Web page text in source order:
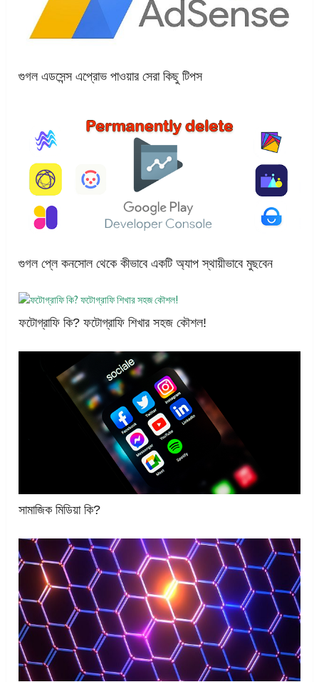
গুগল এডসেন্স এপ্রোভ পাওয়ার সেরা কিছু টিপস
গুগল প্লে কনসোল থেকে কীভাবে একটি অ্যাপ স্থায়ীভাবে মুছবেন
ফটোগ্রাফি কি? ফটোগ্রাফি শিখার সহজ কৌশল!
সামাজিক মিডিয়া কি?